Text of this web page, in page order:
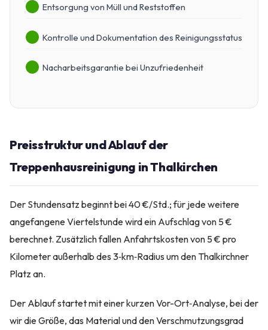
Entsorgung von Müll und Reststoffen
Kontrolle und Dokumentation des Reinigungsstatus
Nacharbeitsgarantie bei Unzufriedenheit
Preisstruktur und Ablauf der
Treppenhausreinigung in Thalkirchen
Der Stundensatz beginnt bei 40 €/Std.; für jede weitere
angefangene Viertelstunde wird ein Aufschlag von 5 €
berechnet. Zusätzlich fallen Anfahrtskosten von 5 € pro
Kilometer außerhalb des 3‑km‑Radius um den Thalkirchner
Platz an.
Der Ablauf startet mit einer kurzen Vor-Ort‑Analyse, bei der
wir die Größe, das Material und den Verschmutzungsgrad